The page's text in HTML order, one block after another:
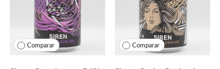
Comparar Comparar